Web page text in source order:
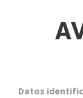
Datos